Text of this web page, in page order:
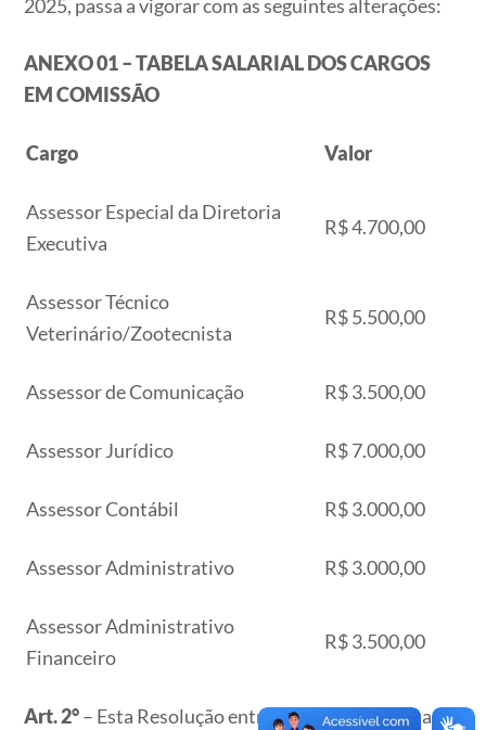
2025, passa a vigorar com as seguintes alterações:
ANEXO 01 – TABELA SALARIAL DOS CARGOS
EM COMISSÃO
Cargo Valor
Assessor Especial da Diretoria
Executiva
R$ 4.700,00
Assessor Técnico
Veterinário/Zootecnista
R$ 5.500,00
Assessor de Comunicação R$ 3.500,00
Assessor Jurídico R$ 7.000,00
Assessor Contábil R$ 3.000,00
Assessor Administrativo R$ 3.000,00
Assessor Administrativo
Financeiro
R$ 3.500,00
Art. 2°– Esta Resolução entrará em vigor na data de